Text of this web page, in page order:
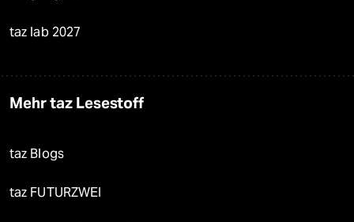
taz lab 2027
Mehr taz Lesestoff
taz Blogs
taz FUTURZWEI